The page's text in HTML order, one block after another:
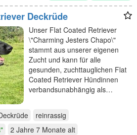
Deckrüde
Unser Flat Coated Retriever
\"Charming Jesters Chapo\"
stammt aus unserer eigenen
Zucht und kann für alle
gesunden, zuchttauglichen Flat
Coated Retriever Hündinnen
verbandsunabhängig als…
reinrassig
2 Jahre 7 Monate alt